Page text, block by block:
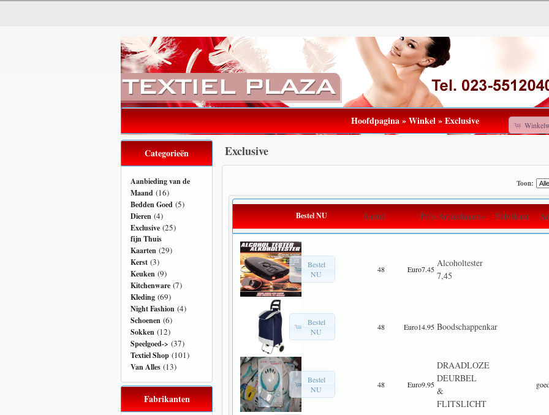
Hoofdpagina»Winkel»Exclusive
Exclusive
Toon:
Bestel NU Aantal Prijs Artikelnaam+ Fabrikant
Bestel
NU
48 Euro7.45
Alcoholtester
7,45
Bestel
NU
48 Euro14.95 Boodschappenkar
Bestel
NU
48 Euro9.95
DRAADLOZE
DEURBEL
&
FLITSLICHT
Categorieën
Aanbieding van de
Maand (16)
Bedden Goed (5)
Dieren (4)
Exclusive (25)
fijn Thuis
Kaarten (29)
Kerst (3)
Keuken (9)
Kitchenware (7)
Kleding (69)
Night Fashion (4)
Schoenen (6)
Sokken (12)
Speelgoed-> (37)
Textiel Shop (101)
Van Alles (13)
Fabrikanten